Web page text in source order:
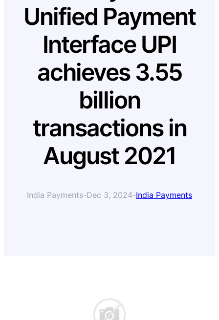
Unified Payment
Interface UPI
achieves 3.55
billion
transactions in
August 2021
India Payments-Dec 3, 2024-India Payments